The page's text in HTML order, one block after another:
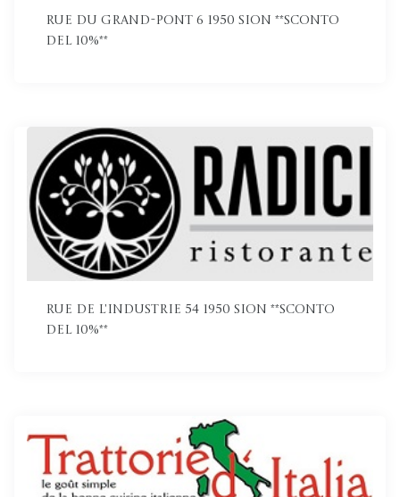
Rue du Grand-Pont 6 1950 Sion **Sconto
del 10%**
Rue de l'Industrie 54 1950 Sion **Sconto
del 10%**